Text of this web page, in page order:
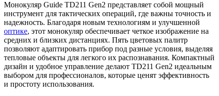
Монокуляр Guide TD211 Gen2 представляет собой мощный
инструмент для тактических операций, где важны точность и
надежность. Благодаря новым технологиям и улучшенной
оптике, этот монокуляр обеспечивает четкое изображение на
средних и близких дистанциях. Пять цветовых палитр
позволяют адаптировать прибор под разные условия, выделяя
тепловые объекты для легкого их распознавания. Компактный
дизайн и удобное управление делают TD211 Gen2 идеальным
выбором для профессионалов, которые ценят эффективность
и простоту использования.